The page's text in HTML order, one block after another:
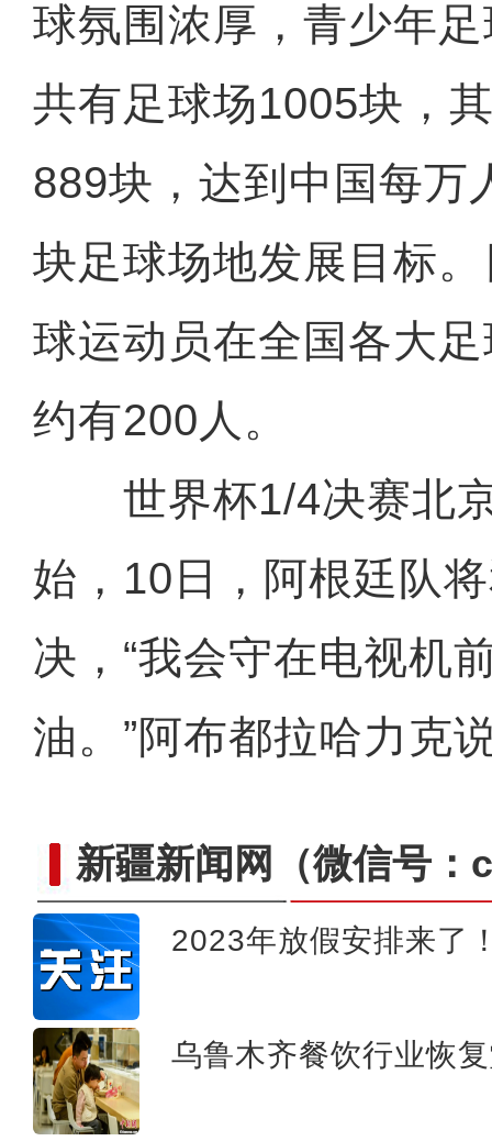
球氛围浓厚，青少年
共有足球场1005块，
889块，达到中国每万
块足球场地发展目标
球运动员在全国各大
约有200人。
世界杯1/4决赛北京
始，10日，阿根廷队
决，“我会守在电视机
油。”阿布都拉哈力克
新疆新闻网 （微信号
2023年放假安排来了
乌鲁木齐餐饮行业恢